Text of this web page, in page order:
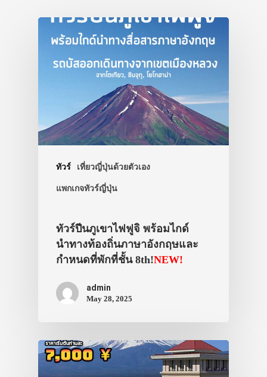
ทัวร์ เที่ยวญี่ปุ่นด้วยตัวเอง
แพกเกจทัวร์ญี่ปุ่น
ทัวร์ปีนภูเขาไฟฟูจิ พร้อมไกด์
นำทางท้องถิ่นภาษาอังกฤษและ
กำหนดที่พักที่ชั้น 8th!NEW!
admin
May 28, 2025